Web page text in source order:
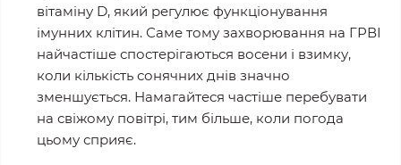
вітаміну D, який регулює функціонування
імунних клітин. Саме тому захворювання на ГРВІ
найчастіше спостерігаються восени і взимку,
коли кількість сонячних днів значно
зменшується. Намагайтеся частіше перебувати
на свіжому повітрі, тим більше, коли погода
цьому сприяє.